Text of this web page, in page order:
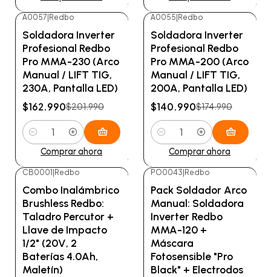
A0057|Redbo
Soldadora Inverter
Profesional Redbo
Pro MMA-230 (Arco
Manual / LIFT TIG,
230A, Pantalla LED)
$162.990$201.990
Cantidad
Comprar ahora
A0055|Redbo
Soldadora Inverter
Profesional Redbo
Pro MMA-200 (Arco
Manual / LIFT TIG,
200A, Pantalla LED)
$140.990$174.990
Cantidad
Comprar ahora
CB0001 Redbo
Combo Inalámbrico
Brushless Redbo:
Taladro Percutor +
Llave de Impacto
1/2" (20V, 2
Baterías 4.0Ah,
Maletín)
PO0043 Redbo
Pack Soldador Arco
Manual: Soldadora
Inverter Redbo
MMA-120 +
Máscara
Fotosensible "Pro
Black" + Electrodos